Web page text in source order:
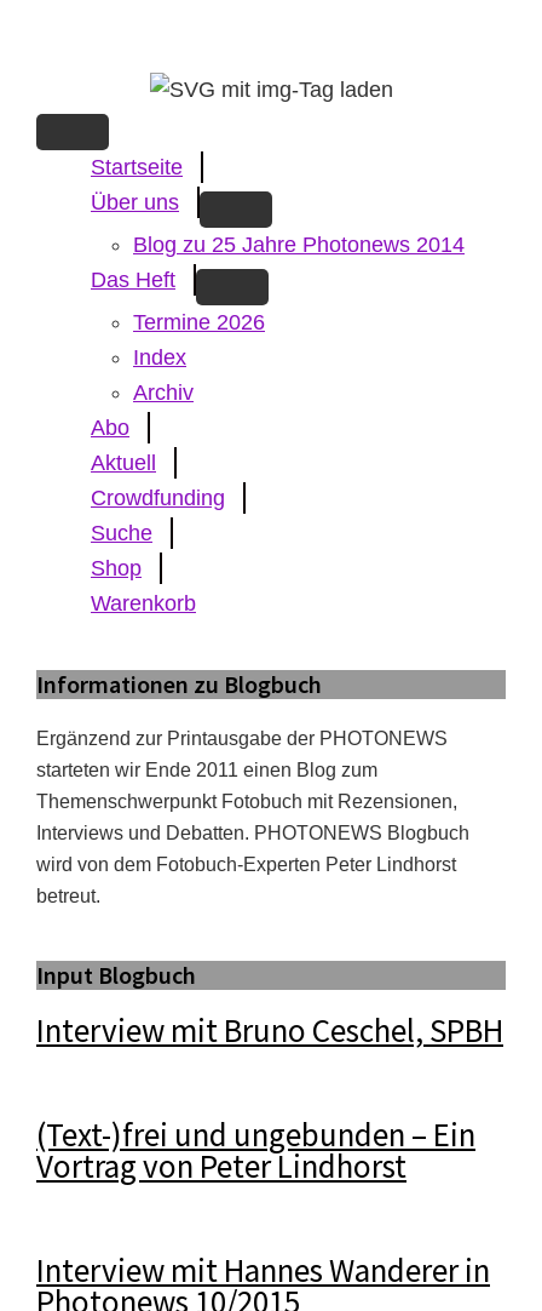
content
Startseite
Über uns
Blog zu 25 Jahre Photonews 2014
Das Heft
Termine 2026
Index
Archiv
Abo
Aktuell
Crowdfunding
Suche
Shop
Warenkorb
Informationen zu Blogbuch
Ergänzend zur Printausgabe der PHOTONEWS
starteten wir Ende 2011 einen Blog zum
Themenschwerpunkt Fotobuch mit Rezensionen,
Interviews und Debatten. PHOTONEWS Blogbuch
wird von dem Fotobuch-Experten Peter Lindhorst
betreut.
Input Blogbuch
Interview mit Bruno Ceschel, SPBH
(Text-)frei und ungebunden – Ein
Vortrag von Peter Lindhorst
Interview mit Hannes Wanderer in
Photonews 10/2015